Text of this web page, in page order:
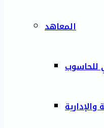
المعاهد
للحاسوب